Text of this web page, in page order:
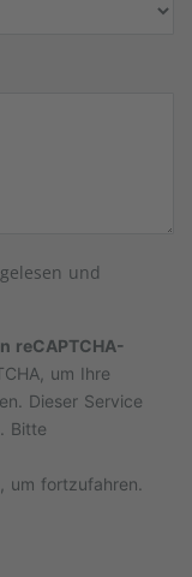
gelesen und
reCAPTCHA-
um Ihre
Dieser Service
Bitte
, um fortzufahren.